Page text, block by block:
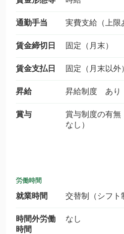
通勤手当 実費支給（上
賃金締切日 固定（月末）
賃金支払日 固定（月末以
昇給 昇給制度 あり
賞与
賞与制度の有
なし）
労働時間
就業時間 交替制（シフト
時間外労働
時間
なし